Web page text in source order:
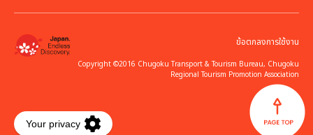
ข้อตกลงการใช้งาน
Copyright ©2016 Chugoku Transport & Tourism Bureau, Chugoku
Regional Tourism Promotion Association